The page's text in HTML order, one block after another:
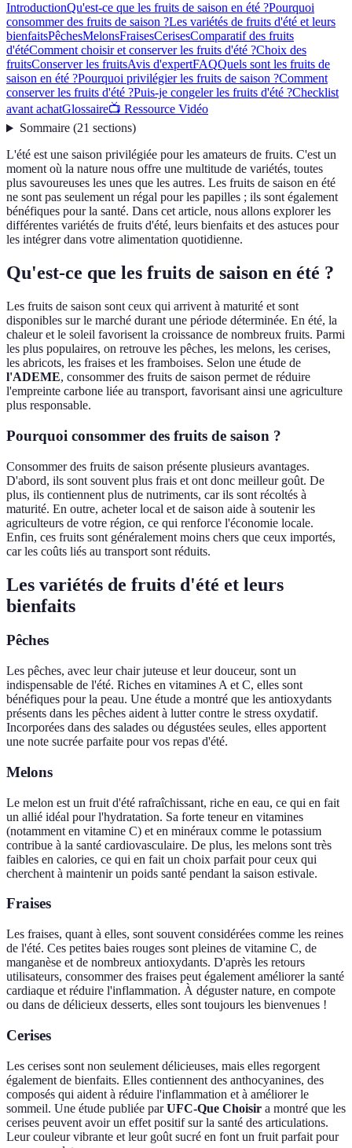
IntroductionQu'est-ce que les fruits de saison en été ?Pourquoi
consommer des fruits de saison ?Les variétés de fruits d'été et leurs
bienfaitsPêchesMelonsFraisesCerisesComparatif des fruits
d'étéComment choisir et conserver les fruits d'été ?Choix des
fruitsConserver les fruitsAvis d'expertFAQQuels sont les fruits de
saison en été ?Pourquoi privilégier les fruits de saison ?Comment
conserver les fruits d'été ?Puis-je congeler les fruits d'été ?Checklist
avant achatGlossaire📺 Ressource Vidéo
Sommaire(21 sections)
L'été est une saison privilégiée pour les amateurs de fruits. C'est un
moment où la nature nous offre une multitude de variétés, toutes
plus savoureuses les unes que les autres. Les fruits de saison en été
ne sont pas seulement un régal pour les papilles ; ils sont également
bénéfiques pour la santé. Dans cet article, nous allons explorer les
différentes variétés de fruits d'été, leurs bienfaits et des astuces pour
les intégrer dans votre alimentation quotidienne.
Qu'est-ce que les fruits de saison en été ?
Les fruits de saison sont ceux qui arrivent à maturité et sont
disponibles sur le marché durant une période déterminée. En été, la
chaleur et le soleil favorisent la croissance de nombreux fruits. Parmi
les plus populaires, on retrouve les pêches, les melons, les cerises,
les abricots, les fraises et les framboises. Selon une étude de
l'ADEME, consommer des fruits de saison permet de réduire
l'empreinte carbone liée au transport, favorisant ainsi une agriculture
plus responsable.
Pourquoi consommer des fruits de saison ?
Consommer des fruits de saison présente plusieurs avantages.
D'abord, ils sont souvent plus frais et ont donc meilleur goût. De
plus, ils contiennent plus de nutriments, car ils sont récoltés à
maturité. En outre, acheter local et de saison aide à soutenir les
agriculteurs de votre région, ce qui renforce l'économie locale.
Enfin, ces fruits sont généralement moins chers que ceux importés,
car les coûts liés au transport sont réduits.
Les variétés de fruits d'été et leurs
bienfaits
Pêches
Les pêches, avec leur chair juteuse et leur douceur, sont un
indispensable de l'été. Riches en vitamines A et C, elles sont
bénéfiques pour la peau. Une étude a montré que les antioxydants
présents dans les pêches aident à lutter contre le stress oxydatif.
Incorporées dans des salades ou dégustées seules, elles apportent
une note sucrée parfaite pour vos repas d'été.
Melons
Le melon est un fruit d'été rafraîchissant, riche en eau, ce qui en fait
un allié idéal pour l'hydratation. Sa forte teneur en vitamines
(notamment en vitamine C) et en minéraux comme le potassium
contribue à la santé cardiovasculaire. De plus, les melons sont très
faibles en calories, ce qui en fait un choix parfait pour ceux qui
cherchent à maintenir un poids santé pendant la saison estivale.
Fraises
Les fraises, quant à elles, sont souvent considérées comme les reines
de l'été. Ces petites baies rouges sont pleines de vitamine C, de
manganèse et de nombreux antioxydants. D'après les retours
utilisateurs, consommer des fraises peut également améliorer la santé
cardiaque et réduire l'inflammation. À déguster nature, en compote
ou dans de délicieux desserts, elles sont toujours les bienvenues !
Cerises
Les cerises sont non seulement délicieuses, mais elles regorgent
également de bienfaits. Elles contiennent des anthocyanines, des
composés qui aident à réduire l'inflammation et à améliorer le
sommeil. Une étude publiée parUFC-Que Choisir a montré que les
cerises peuvent avoir un effet positif sur la santé des articulations.
Leur couleur vibrante et leur goût sucré en font un fruit parfait pour